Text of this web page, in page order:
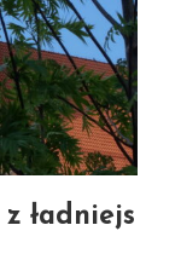
ładniejs